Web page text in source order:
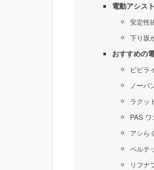
電動アシス
安定性
下り坂
おすすめの
ビビラ
ノーパ
ラクッ
PAS ワ
アシら
ペルテ
リフナ